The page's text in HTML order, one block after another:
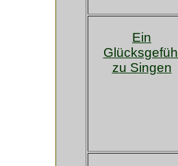
Ein
Glücksgefühl
zu Singen